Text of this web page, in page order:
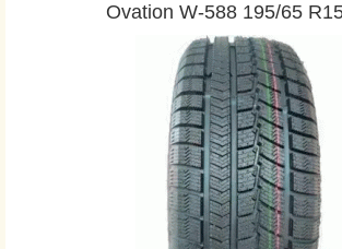
Ovation W-588 195/65